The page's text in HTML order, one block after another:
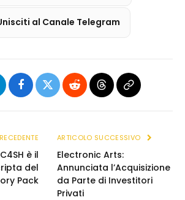
al Canale Telegram
Facebook
X
Reddit ThreadsCopia
è il
del
Pack
ARTICOLO SUCCESSIVO
Electronic Arts:
Annunciata l’Acquisizione
da Parte di Investitori
Privati